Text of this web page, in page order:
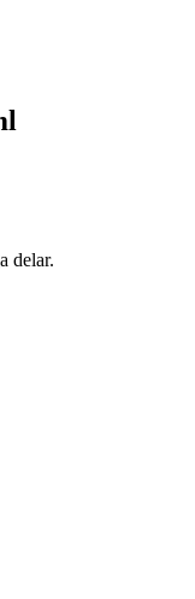
delar.